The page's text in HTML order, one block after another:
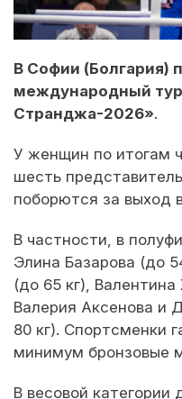
В Софии (Болгария)
международный
Странджа-2026».
У женщин по итогам
шесть
поборются за выход
В частности, в
Элина Базарова (до
(до 65 кг), Валентина
Валерия Аксенова и
80 кг). Спортсменки
минимум бронзовые
В весовой